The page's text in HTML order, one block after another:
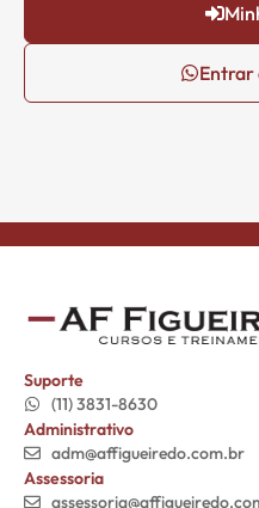
Entrar
Suporte
(11) 3831-8630
Administrativo
adm@affigueiredo.com.br
Assessoria